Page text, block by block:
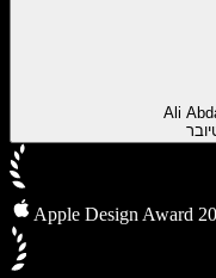
Ali
Apple Design Award